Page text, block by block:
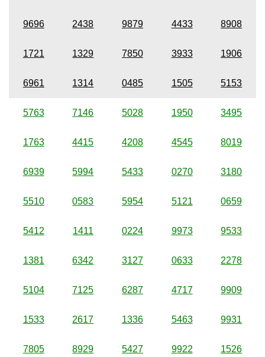
9696 2438 9879 4433 8908
1721 1329 7850 3933 1906
6961 1314 0485 1505 5153
5763 7146 5028 1950 3495
1763 4415 4208 4545 8019
6939 5994 5433 0270 3180
5510 0583 5954 5121 0659
5412 1411 0224 9973 9533
1381 6342 3127 0633 2278
5104 7125 6287 4717 9909
1533 2617 1336 5463 9931
7805 8929 5427 9922 1526